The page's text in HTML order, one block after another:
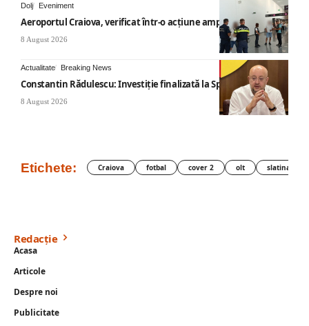
Dolj Eveniment
Aeroportul Craiova, verificat într-o acțiune amplă
8 August 2026
Actualitate Breaking News
Constantin Rădulescu: Investiție finalizată la Spitalul Mihăești
8 August 2026
Etichete: Craiova fotbal cover 2 olt slatina
Redacție
Acasa
Articole
Despre noi
Publicitate